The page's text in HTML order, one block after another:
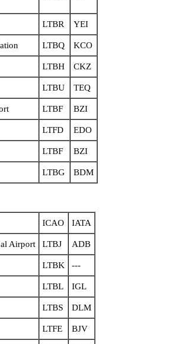
LTBR YEI
LTBQ KCO
LTBH CKZ
LTBU TEQ
LTBF BZI
LTFD EDO
LTBF BZI
LTBG BDM
ICAO IATA
Airport LTBJ ADB
LTBK ---
LTBL IGL
LTBS DLM
LTFE BJV